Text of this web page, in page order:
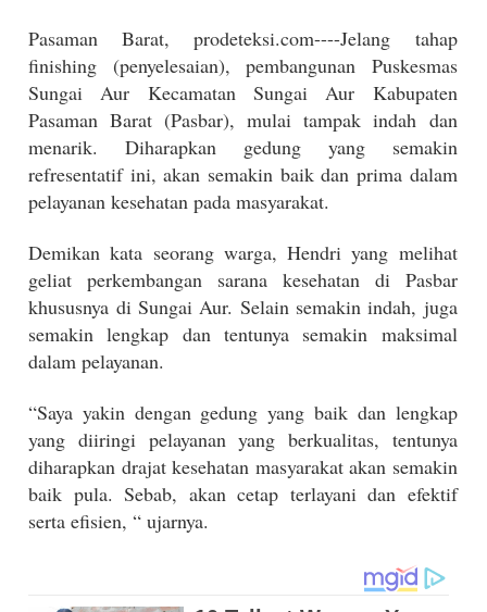
Pasaman Barat, prodeteksi.com----Jelang tahap
finishing (penyelesaian), pembangunan Puskesmas
Sungai Aur Kecamatan Sungai Aur Kabupaten
Pasaman Barat (Pasbar), mulai tampak indah dan
menarik. Diharapkan gedung yang semakin
refresentatif ini, akan semakin baik dan prima dalam
pelayanan kesehatan pada masyarakat.
Demikan kata seorang warga, Hendri yang melihat
geliat perkembangan sarana kesehatan di Pasbar
khususnya di Sungai Aur. Selain semakin indah, juga
semakin lengkap dan tentunya semakin maksimal
dalam pelayanan.
“Saya yakin dengan gedung yang baik dan lengkap
yang diiringi pelayanan yang berkualitas, tentunya
diharapkan drajat kesehatan masyarakat akan semakin
baik pula. Sebab, akan cetap terlayani dan efektif
serta efisien, “ ujarnya.